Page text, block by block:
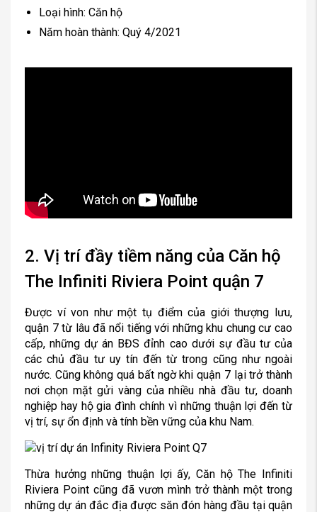
Loại hình: Căn hộ
Năm hoàn thành: Quý 4/2021
2. Vị trí đầy tiềm năng của Căn hộ
The Infiniti Riviera Point quận 7
Được ví von như một tụ điểm của giới thượng lưu,
quận 7 từ lâu đã nổi tiếng với những khu chung cư cao
cấp, những dự án BĐS đỉnh cao dưới sự đầu tư của
các chủ đầu tư uy tín đến từ trong cũng như ngoài
nước. Cũng không quá bất ngờ khi quận 7 lại trở thành
nơi chọn mặt gửi vàng của nhiều nhà đầu tư, doanh
nghiệp hay hộ gia đình chính vì những thuận lợi đến từ
vị trí, sự ổn định và tính bền vững của khu Nam.
Thừa hưởng những thuận lợi ấy, Căn hộ The Infiniti
Riviera Point cũng đã vươn mình trở thành một trong
những dự án đắc địa được săn đón hàng đầu tại quận